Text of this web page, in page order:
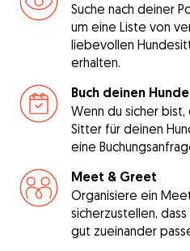
Suche nach deiner
um eine Liste von
liebevollen
erhalten.
Buch deinen
Wenn du sicher
Sitter für deinen
eine
Meet & Greet
Organisiere ein
sicherzustellen,
gut zueinander